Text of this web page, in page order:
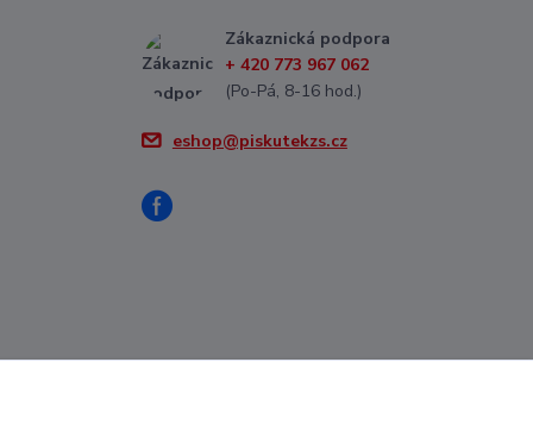
Zákaznická podpora
+ 420 773 967 062
(Po-Pá, 8-16 hod.)
eshop@piskutekzs.cz